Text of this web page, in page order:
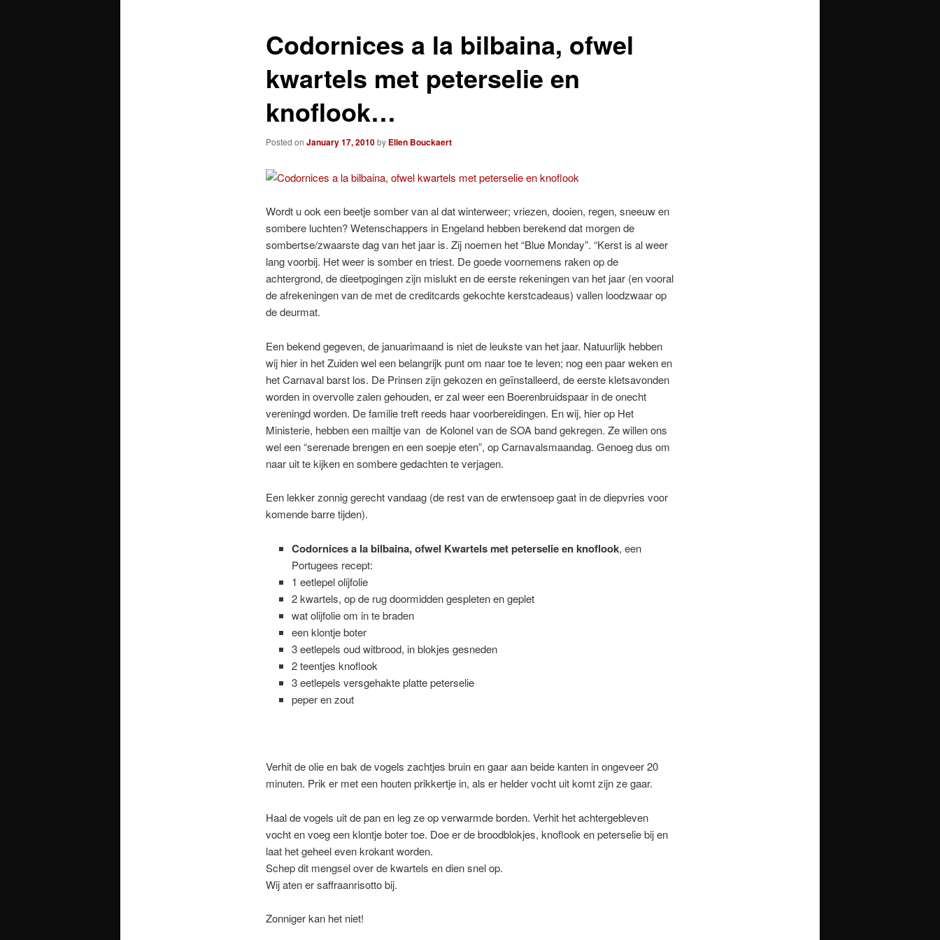
Codornices a la bilbaina, ofwel
kwartels met peterselie en
knoflook…
Posted on January 17, 2010by Ellen Bouckaert
Wordt u ook een beetje somber van al dat winterweer; vriezen, dooien, regen, sneeuw en
sombere luchten? Wetenschappers in Engeland hebben berekend dat morgen de
sombertse/zwaarste dag van het jaar is. Zij noemen het “Blue Monday”. “Kerst is al weer
lang voorbij. Het weer is somber en triest. De goede voornemens raken op de
achtergrond, de dieetpogingen zijn mislukt en de eerste rekeningen van het jaar (en vooral
de afrekeningen van de met de creditcards gekochte kerstcadeaus) vallen loodzwaar op
de deurmat.
Een bekend gegeven, de januarimaand is niet de leukste van het jaar. Natuurlijk hebben
wij hier in het Zuiden wel een belangrijk punt om naar toe te leven; nog een paar weken en
het Carnaval barst los. De Prinsen zijn gekozen en geïnstalleerd, de eerste kletsavonden
worden in overvolle zalen gehouden, er zal weer een Boerenbruidspaar in de onecht
vereningd worden. De familie treft reeds haar voorbereidingen. En wij, hier op Het
Ministerie, hebben een mailtje van de Kolonel van de SOA bandgekregen. Ze willen ons
wel een “serenade brengen en een soepje eten”, op Carnavalsmaandag. Genoeg dus om
naar uit te kijken en sombere gedachten te verjagen.
Een lekker zonnig gerecht vandaag (de rest van de erwtensoep gaat in de diepvries voor
komende barre tijden).
Codornices a la bilbaina, ofwel Kwartels met peterselie en knoflook, een
Portugees recept:
1 eetlepel olijfolie
2 kwartels, op de rug doormidden gespleten en geplet
wat olijfolie om in te braden
een klontje boter
3 eetlepels oud witbrood, in blokjes gesneden
2 teentjes knoflook
3 eetlepels versgehakte platte peterselie
peper en zout
Verhit de olie en bak de vogels zachtjes bruin en gaar aan beide kanten in ongeveer 20
minuten. Prik er met een houten prikkertje in, als er helder vocht uit komt zijn ze gaar.
Haal de vogels uit de pan en leg ze op verwarmde borden. Verhit het achtergebleven
vocht en voeg een klontje boter toe. Doe er de broodblokjes, knoflook en peterselie bij en
laat het geheel even krokant worden.
Schep dit mengsel over de kwartels en dien snel op.
Wij aten er saffraanrisotto bij.
Zonniger kan het niet!